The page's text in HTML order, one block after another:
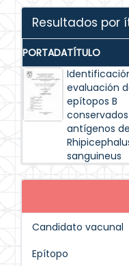
Resultados por
PORTADATÍTULO
evaluación
epítopos B
antígenos de
sanguineus
Candidato vacunal
Epítopo